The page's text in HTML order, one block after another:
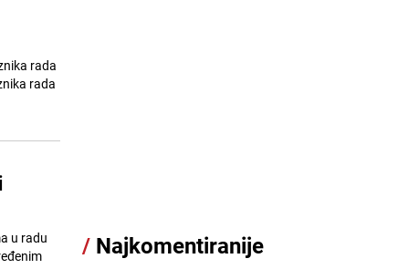
rada
rada
u radu
jednostavan desert bez imalo muke
/ Najkomentiranije